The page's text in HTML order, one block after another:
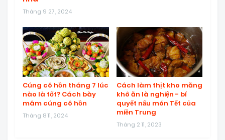
Tháng 9 27, 2024
Cúng cô hồn tháng 7 lúc
nào là tốt? Cách bày
mâm cúng cô hồn
Tháng 8 11, 2024
Cách làm thịt kho măng
khô ăn là nghiện - bí
quyết nấu món Tết của
miền Trung
Tháng 2 11, 2023